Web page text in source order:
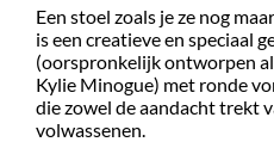
Een stoel zoals je ze nog
is een creatieve en speciaal
(oorspronkelijk ontworpen
Kylie Minogue) met ronde
die zowel de aandacht trekt
volwassenen.